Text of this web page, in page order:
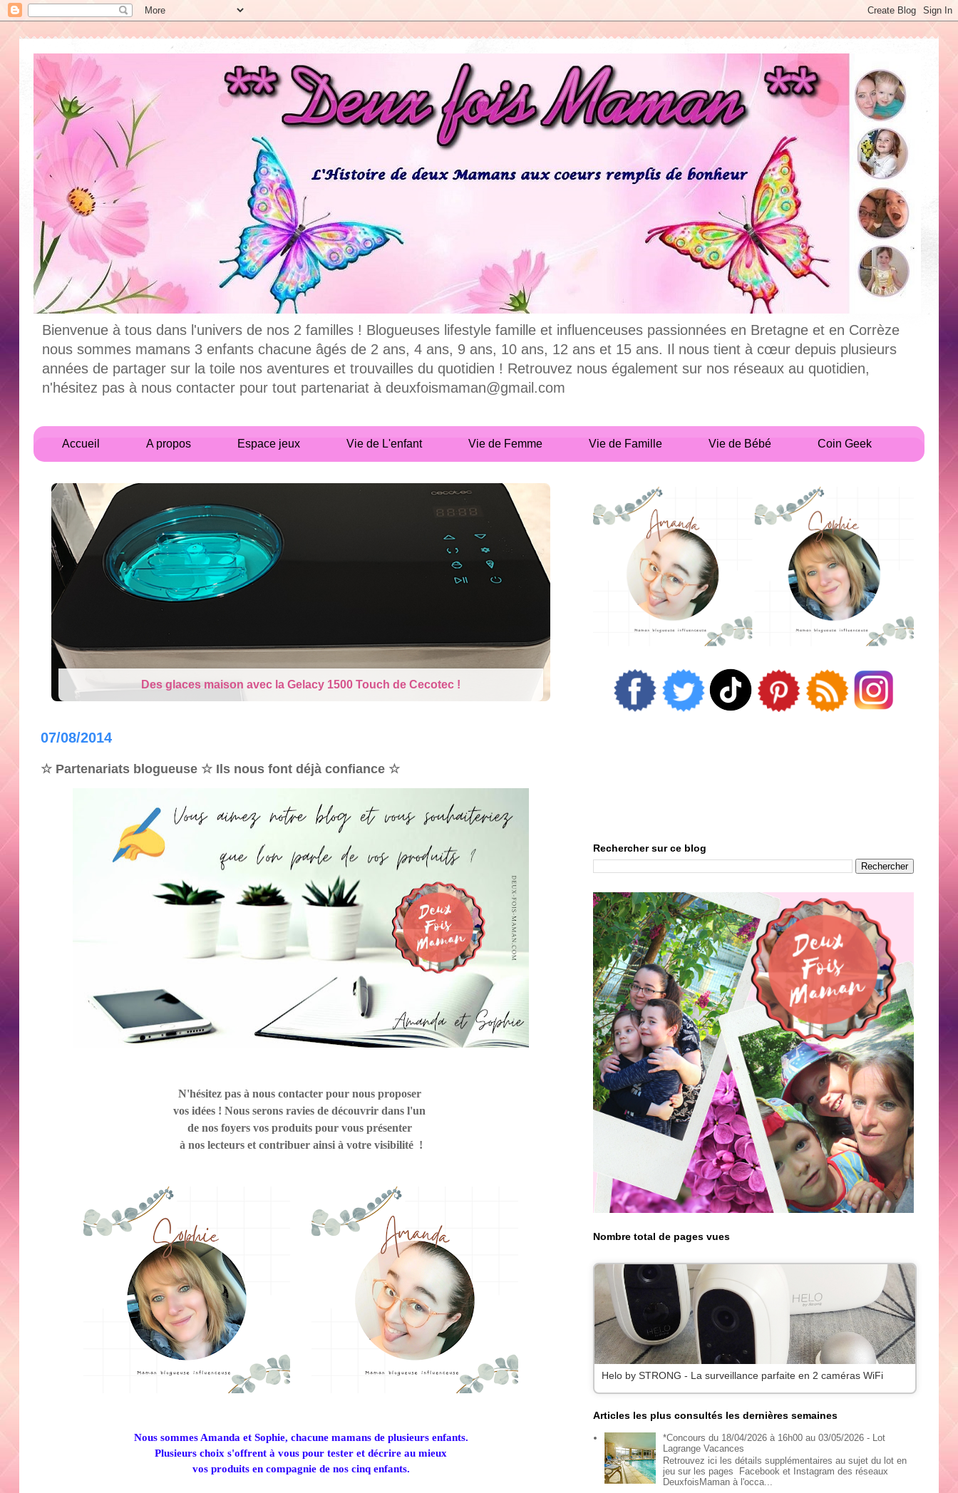
Bienvenue à tous dans l'univers de nos 2 familles ! Blogueuses lifestyle famille et influenceuses passionnées en Bretagne et en Corrèze
nous sommes mamans 3 enfants chacune âgés de 2 ans, 4 ans, 9 ans, 10 ans, 12 ans et 15 ans. Il nous tient à cœur depuis plusieurs
années de partager sur la toile nos aventures et trouvailles du quotidien ! Retrouvez nous également sur nos réseaux au quotidien,
n'hésitez pas à nous contacter pour tout partenariat à deuxfoismaman@gmail.com
Accueil A propos Espace jeux Vie de L'enfant Vie de Femme Vie de Famille Vie de Bébé Coin Geek
Cry Babies Fantasy Dream la Licorne : La poupée qui pleure
07/08/2014
☆ Partenariats blogueuse ☆ Ils nous font déjà confiance ☆
N'hésitez pas à nous contacter pour nous proposer
vos idées ! Nous serons ravies de découvrir dans l'un
de nos foyers vos produits pour vous présenter
à nos lecteurs et contribuer ainsi à votre visibilité !
Nous sommes Amanda et Sophie, chacune mamans de plusieurs enfants.
Plusieurs choix s'offrent à vous pour tester et décrire au mieux
vos produits en compagnie de nos cinq enfants.
Rechercher sur ce blog
Nombre total de pages vues
Helo by STRONG - La surveillance parfaite en 2 caméras WiFi
Articles les plus consultés les dernières semaines
*Concours du 18/04/2026 à 16h00 au 03/05/2026 - Lot
Lagrange Vacances
Retrouvez ici les détails supplémentaires au sujet du lot en
jeu sur les pages Facebook et Instagram des réseaux
DeuxfoisMaman à l'occa...